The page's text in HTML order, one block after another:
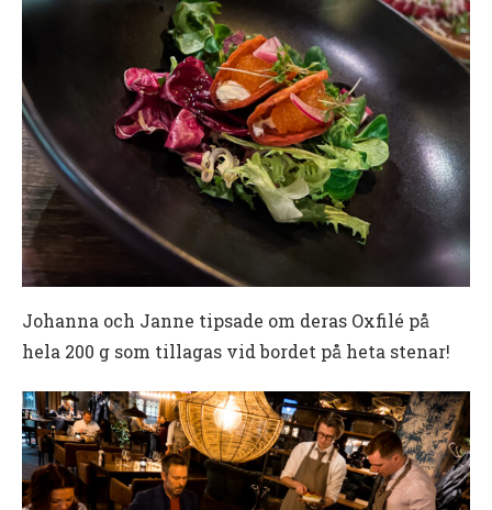
Johanna och Janne tipsade om deras Oxfilé på
hela 200 g som tillagas vid bordet på heta stenar!